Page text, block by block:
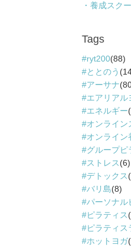
養成スク
Tags
ryt200(88)
ととのう
アーサナ
エアリアル
エネルギー
オンライン
オンライン
グループピ
ストレス(6)
デトックス
バリ島(8)
パーソナル
ピラティス
ピラティス
ホットヨガ